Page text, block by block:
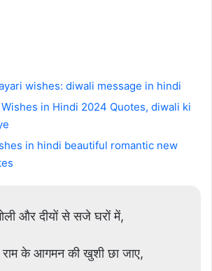
wishes: diwali message in hindi
in Hindi 2024 Quotes, diwali ki
in hindi beautiful romantic new
और दीयों से सजे घरों में,
राम के आगमन की खुशी छा जाए,